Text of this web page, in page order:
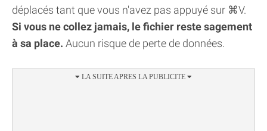
déplacés tant que vous n'avez pas appuyé sur ⌘V.
Si vous ne collez jamais, le fichier reste sagement
à sa place. Aucun risque de perte de données.